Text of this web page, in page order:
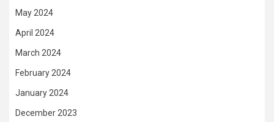
May 2024
April 2024
March 2024
February 2024
January 2024
December 2023